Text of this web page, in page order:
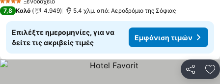
4 Αστέρια
7,8 Καλό 4.949 5.4 χλμ. από: Αεροδρόμιο της Σόφιας
Επιλέξτε ημερομηνίες, για να
δείτε τις ακριβείς τιμές
Εμφάνιση τιμών